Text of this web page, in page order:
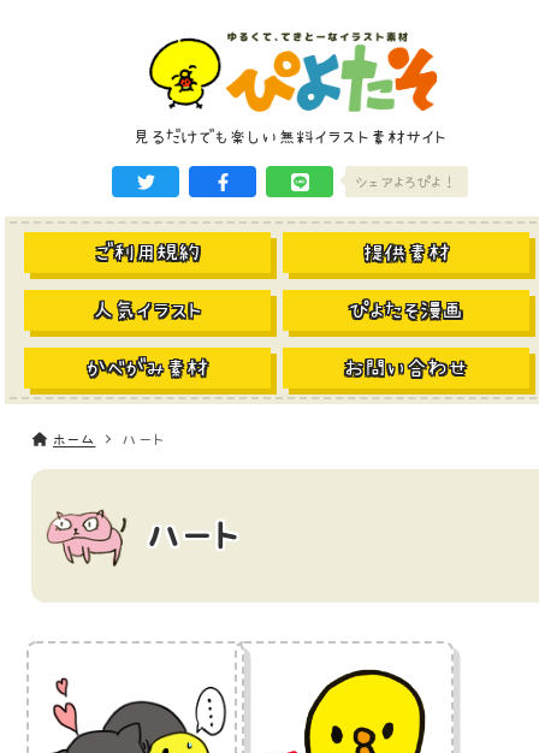
見るだけでも楽しい無料イラスト素材サイト
シェアよろぴよ！
ご利用規約 提供素材
人気イラスト ぴよたそ漫画
かべがみ素材 お問い合わせ
ホーム ハート
ハート